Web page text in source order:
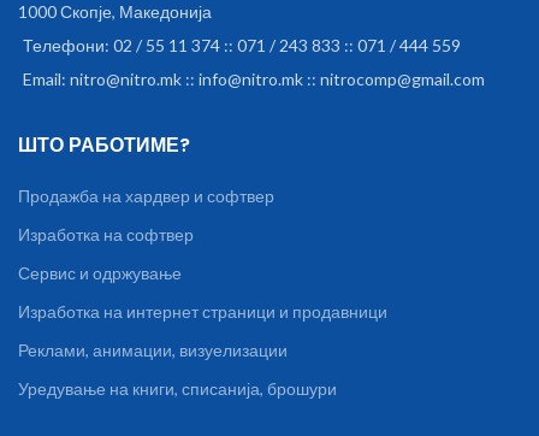
1000 Скопје, Македонија
Телефони: 02 / 55 11 374 :: 071 / 243 833 :: 071 / 444 559
Email: nitro@nitro.mk :: info@nitro.mk :: nitrocomp@gmail.com
ШТО РАБОТИМЕ?
Продажба на хардвер и софтвер
Изработка на софтвер
Сервис и одржување
Изработка на интернет страници и продавници
Реклами, анимации, визуелизации
Уредување на книги, списанија, брошури